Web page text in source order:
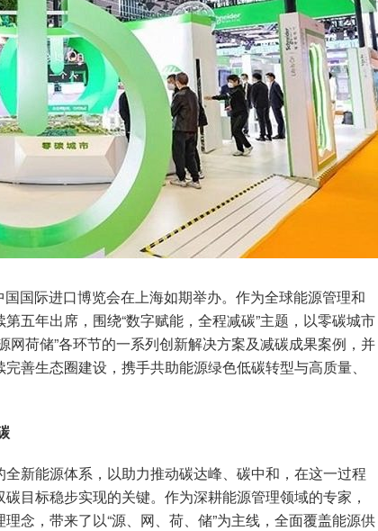
国际进口博览会在上海如期举办。作为全球能源管理和
五年出席，围绕“数字赋能，全程减碳”主题，以零碳城市
网荷储”各环节的一系列创新解决方案及减碳成果案例，并
善生态圈建设，携手共助能源绿色低碳转型与高质量、
新能源体系，以助力推动碳达峰、碳中和，在这一过程
目标稳步实现的关键。作为深耕能源管理领域的专家，
念，带来了以“源、网、荷、储”为主线，全面覆盖能源供